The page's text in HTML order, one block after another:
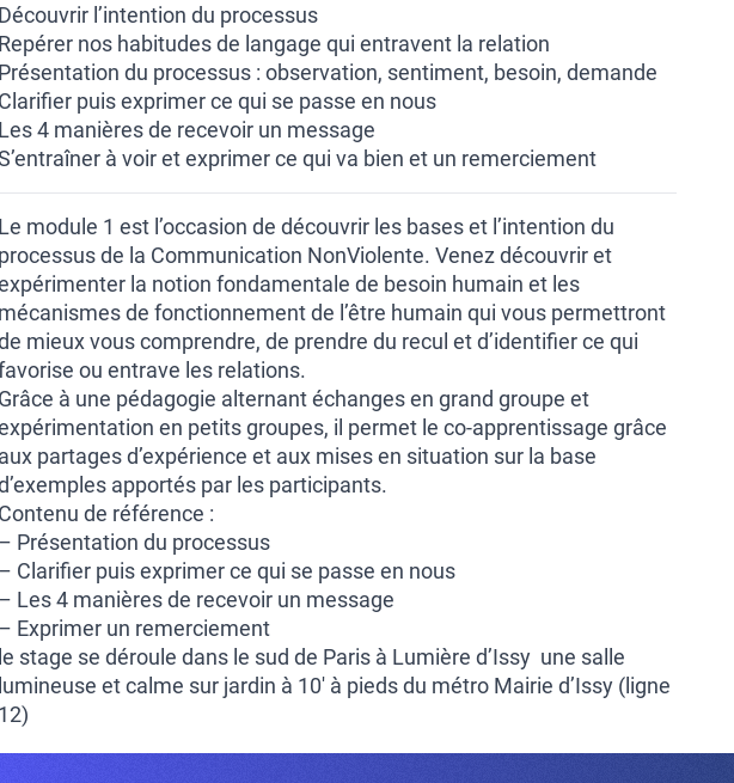
Découvrir l’intention du processus
Repérer nos habitudes de langage qui entravent la relation
Présentation du processus : observation, sentiment, besoin, demande
Clarifier puis exprimer ce qui se passe en nous
Les 4 manières de recevoir un message
à voir et exprimer ce qui va bien et un remerciement
Le module 1 est l’occasion de découvrir les bases et l’intention du
processus de la Communication NonViolente. Venez découvrir et
la notion fondamentale de besoin humain et les
mécanismes de fonctionnement de l’être humain qui vous permettront
mieux vous comprendre, de prendre du recul et d’identifier ce qui
ou entrave les relations.
Grâce à une pédagogie alternant échanges en grand groupe et
en petits groupes, il permet le co-apprentissage grâce
aux partages d’expérience et aux mises en situation sur la base
apportés par les participants.
Contenu de référence :
– Présentation du processus
– Clarifier puis exprimer ce qui se passe en nous
– Les 4 manières de recevoir un message
– Exprimer un remerciement
le stage se déroule dans le sud de Paris à Lumière d’Issy une salle
lumineuse et calme sur jardin à 10′ à pieds du métro Mairie d’Issy (ligne
12)